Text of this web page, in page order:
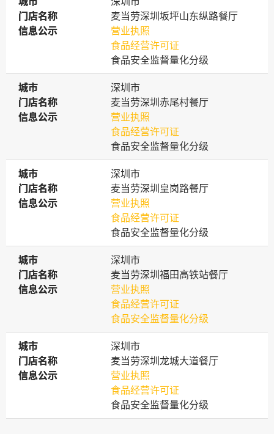
门店名称
门店名称
麦当劳深圳坂坪山东纵路餐厅
信息公示
信息公示
营业执照
食品经营许可证
食品安全监督量化分级
城市
城市
深圳市
门店名称
门店名称
麦当劳深圳赤尾村餐厅
信息公示
信息公示
营业执照
食品经营许可证
食品安全监督量化分级
城市
城市
深圳市
门店名称
门店名称
麦当劳深圳皇岗路餐厅
信息公示
信息公示
营业执照
食品经营许可证
食品安全监督量化分级
城市
城市
深圳市
门店名称
门店名称
麦当劳深圳福田高铁站餐厅
信息公示
信息公示
营业执照
食品经营许可证
食品安全监督量化分级
城市
城市
深圳市
门店名称
门店名称
麦当劳深圳龙城大道餐厅
信息公示
信息公示
营业执照
食品经营许可证
食品安全监督量化分级